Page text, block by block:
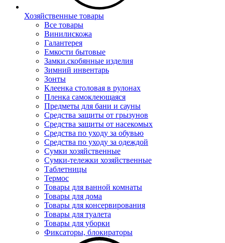
Хозяйственные товары
Все товары
Винилискожа
Галантерея
Емкости бытовые
Замки.скобянные изделия
Зимний инвентарь
Зонты
Клеенка столовая в рулонах
Пленка самоклеющаяся
Предметы для бани и сауны
Средства защиты от грызунов
Средства защиты от насекомых
Средства по уходу за обувью
Средства по уходу за одеждой
Сумки хозяйственные
Сумки-тележки хозяйственные
Таблетницы
Термос
Товары для ванной комнаты
Товары для дома
Товары для консервирования
Товары для туалета
Товары для уборки
Фиксаторы, блокираторы